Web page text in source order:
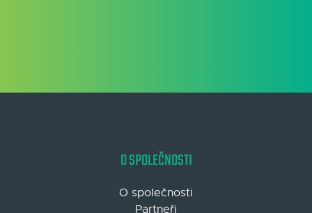
O SPOLEČNOSTI
O společnosti
Partneři